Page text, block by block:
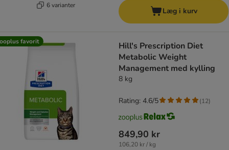
6 varianter
Læg i kurv
favorit
Hill's Prescription Diet
Metabolic Weight
Management med kylling
8 kg
849,90 kr
106,20 kr / kg
Rating: 4.6/5 (12)